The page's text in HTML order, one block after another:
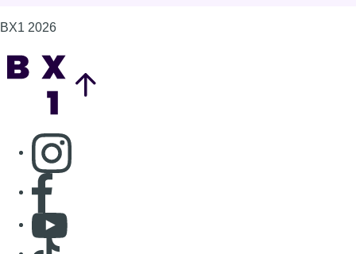
BX1 2026
Consulter page Instagram
Consulter page Facebook
Consulter Youtube
Consulter TikTok